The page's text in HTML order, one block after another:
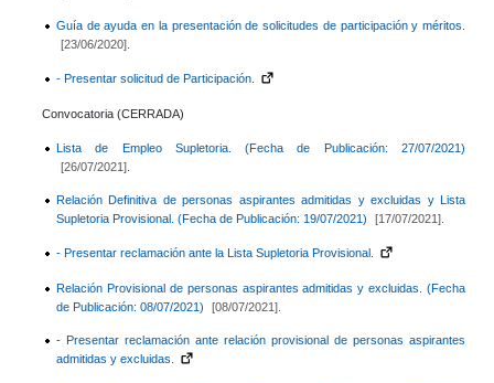
Guía de ayuda en la presentación de solicitudes de participación y méritos.
[23/06/2020].
- Presentar solicitud de Participación.
Convocatoria (CERRADA)
Lista de Empleo Supletoria. (Fecha de Publicación: 27/07/2021)
[26/07/2021].
Relación Definitiva de personas aspirantes admitidas y excluidas y Lista
Supletoria Provisional. (Fecha de Publicación: 19/07/2021)
[17/07/2021].
- Presentar reclamación ante la Lista Supletoria Provisional.
Relación Provisional de personas aspirantes admitidas y excluidas. (Fecha
de Publicación: 08/07/2021)
[08/07/2021].
- Presentar reclamación ante relación provisional de personas aspirantes
admitidas y excluidas.